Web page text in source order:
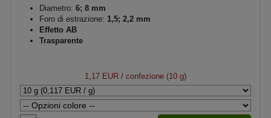
Diametro: 6; 8 mm
Foro di estrazione: 1,5; 2,2 mm
Effetto AB
Trasparente
1,17 EUR / confezione (10 g)